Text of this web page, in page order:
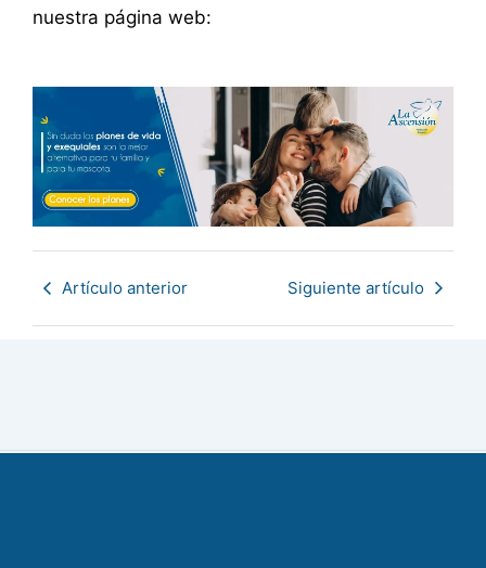
nuestra página web:
Artículo anterior Siguiente artículo